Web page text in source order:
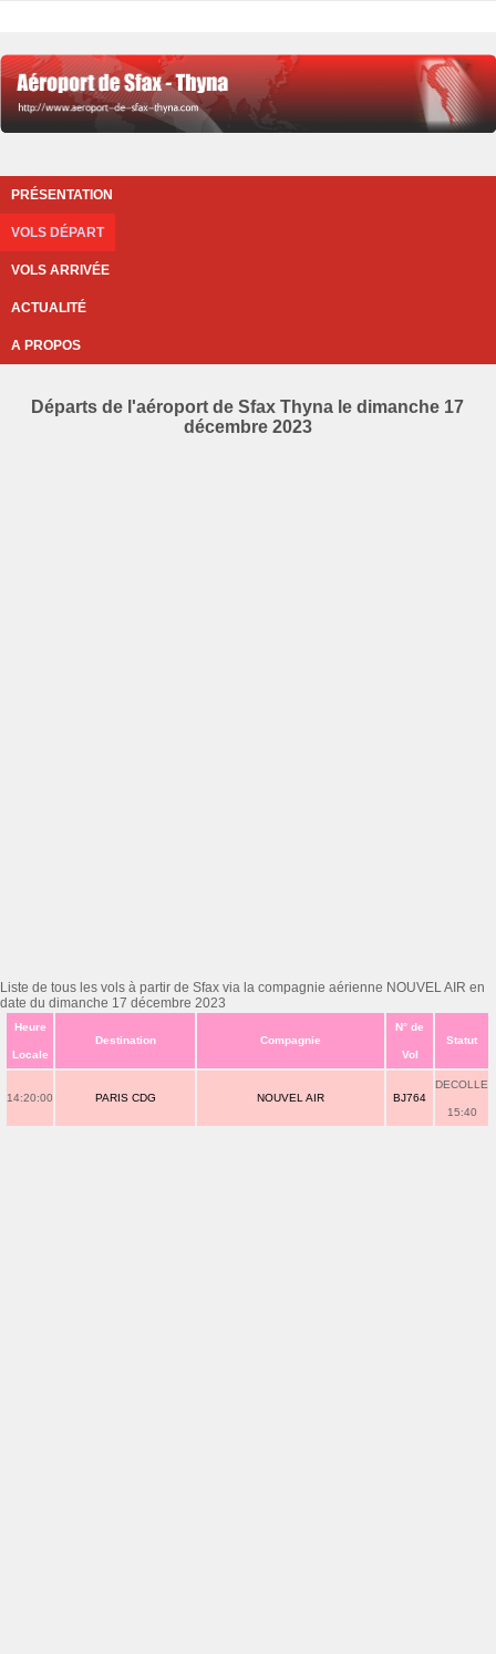
PRÉSENTATION
VOLS DÉPART
VOLS ARRIVÉE
ACTUALITÉ
A PROPOS
Départs de l'aéroport de Sfax Thyna le dimanche 17
décembre 2023
Liste de tous les vols à partir de Sfax via la compagnie aérienne NOUVEL AIR en
date du dimanche 17 décembre 2023
Heure
Locale
Destination Compagnie
N° de
Vol
Statut
14:20:00 PARIS CDG NOUVEL AIR BJ764
DECOLLE
15:40